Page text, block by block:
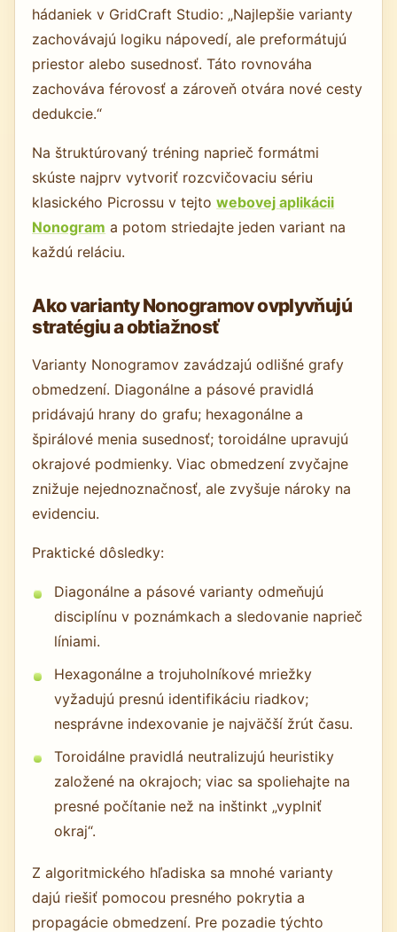
hádaniek v GridCraft Studio: „Najlepšie varianty
zachovávajú logiku nápovedí, ale preformátujú
priestor alebo susednosť. Táto rovnováha
zachováva férovosť a zároveň otvára nové cesty
dedukcie.“
Na štruktúrovaný tréning naprieč formátmi
skúste najprv vytvoriť rozcvičovaciu sériu
klasického Picrossu v tejtowebovej aplikácii
Nonogram a potom striedajte jeden variant na
každú reláciu.
Ako varianty Nonogramov ovplyvňujú
stratégiu a obtiažnosť
Varianty Nonogramov zavádzajú odlišné grafy
obmedzení. Diagonálne a pásové pravidlá
pridávajú hrany do grafu; hexagonálne a
špirálové menia susednosť; toroidálne upravujú
okrajové podmienky. Viac obmedzení zvyčajne
znižuje nejednoznačnosť, ale zvyšuje nároky na
evidenciu.
Praktické dôsledky:
Diagonálne a pásové varianty odmeňujú
disciplínu v poznámkach a sledovanie naprieč
líniami.
Hexagonálne a trojuholníkové mriežky
vyžadujú presnú identifikáciu riadkov;
nesprávne indexovanie je najväčší žrút času.
Toroidálne pravidlá neutralizujú heuristiky
založené na okrajoch; viac sa spoliehajte na
presné počítanie než na inštinkt „vyplniť
okraj“.
Z algoritmického hľadiska sa mnohé varianty
dajú riešiť pomocou presného pokrytia a
propagácie obmedzení. Pre pozadie týchto